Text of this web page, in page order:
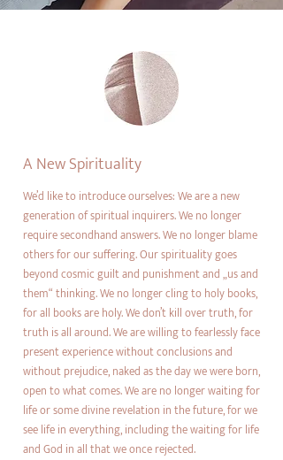
A New Spirituality
We’d like to introduce ourselves: We are a new
generation of spiritual inquirers. We no longer
require secondhand answers. We no longer blame
others for our suffering. Our spirituality goes
beyond cosmic guilt and punishment and „us and
them“ thinking. We no longer cling to holy books,
for all books are holy. We don’t kill over truth, for
truth is all around. We are willing to fearlessly face
present experience without conclusions and
without prejudice, naked as the day we were born,
open to what comes. We are no longer waiting for
life or some divine revelation in the future, for we
see life in everything, including the waiting for life
and God in all that we once rejected.